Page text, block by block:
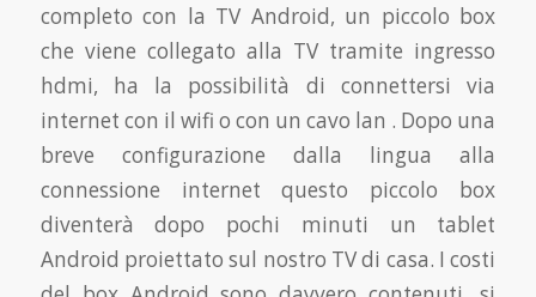
completo con la TV Android, un piccolo box
che viene collegato alla TV tramite ingresso
hdmi, ha la possibilità di connettersi via
internet con il wifi o con un cavo lan . Dopo una
breve configurazione dalla lingua alla
connessione internet questo piccolo box
diventerà dopo pochi minuti un tablet
Android proiettato sul nostro TV di casa. I costi